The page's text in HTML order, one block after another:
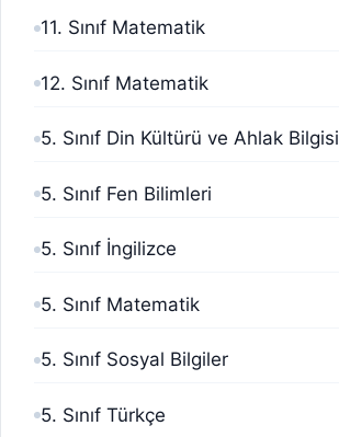
11. Sınıf Matematik
12. Sınıf Matematik
5. Sınıf Din Kültürü ve Ahlak Bilgisi
5. Sınıf Fen Bilimleri
5. Sınıf İngilizce
5. Sınıf Matematik
5. Sınıf Sosyal Bilgiler
5. Sınıf Türkçe